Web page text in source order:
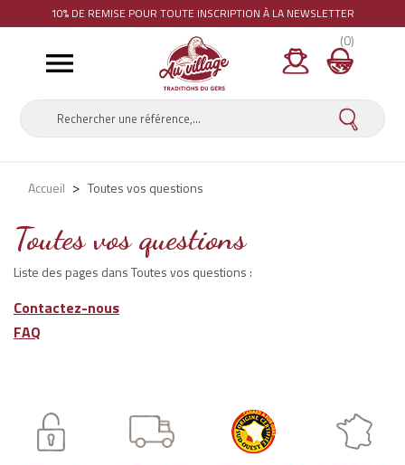
10% DE REMISE POUR TOUTE INSCRIPTION À LA NEWSLETTER

(0)
Accueil Toutes vos questions
Toutes vos questions
Liste des pages dans Toutes vos questions :
Contactez-nous
FAQ